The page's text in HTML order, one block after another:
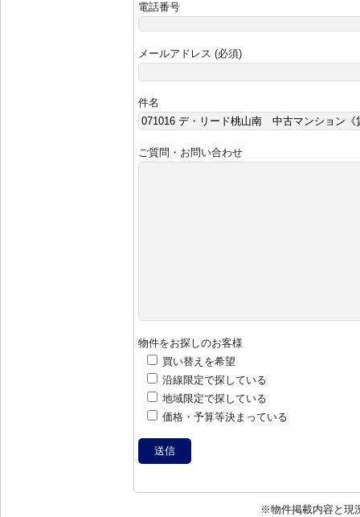
電話番号
メールアドレス (必須)
件名
ご質問・お問い合わせ
物件をお探しのお客様
買い替えを希望
沿線限定で探している
地域限定で探している
価格・予算等決まっている
※物件掲載内容と現